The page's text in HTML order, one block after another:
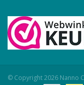
© Copyright 2026 Nanno